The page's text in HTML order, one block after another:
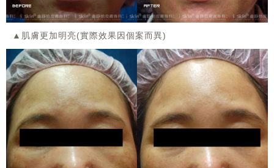
▲肌膚更加明亮(實際效果因個案而異)